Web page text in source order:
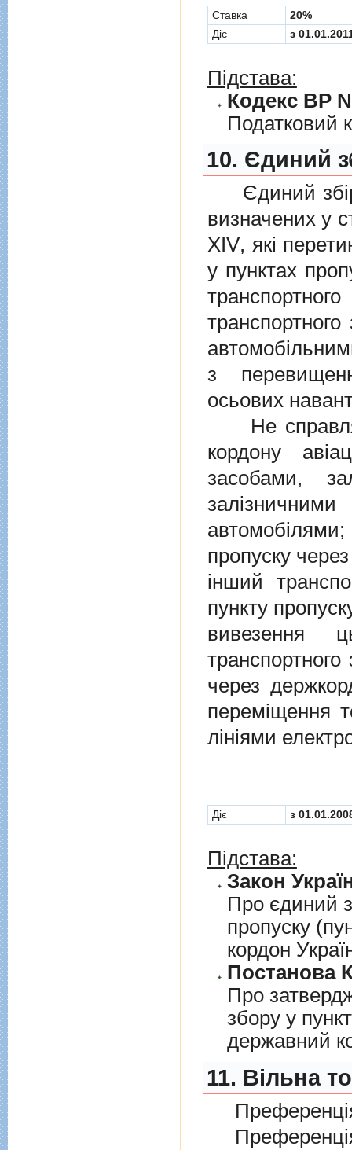
Cтавка
20%
Діє
з
Підстава:
Кодекс ВР №
Податковий
10. Єдиний
Єдиний збiр
визначених у
XIV, якi
у пунктах
з
осьових
Не
кордону
засобами,
залiзничними
пропуску
iнший
пункту
вивезення
через
перемiщення
лiнiями
Діє з
Підстава:
Закон
Про єдиний
пропуску
кордон
Постанова
Про
збору у
державний
11. Вільна